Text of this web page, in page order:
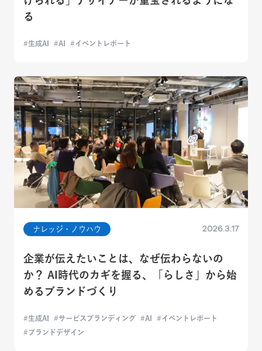
る
生成AI AI イベントレポート
ナレッジ・ノウハウ 2026.3.17
企業が伝えたいことは、なぜ伝わらないの
か？ AI時代のカギを握る、「らしさ」から始
めるブランドづくり
生成AI サービスブランディング AI
イベントレポート
ブランドデザイン